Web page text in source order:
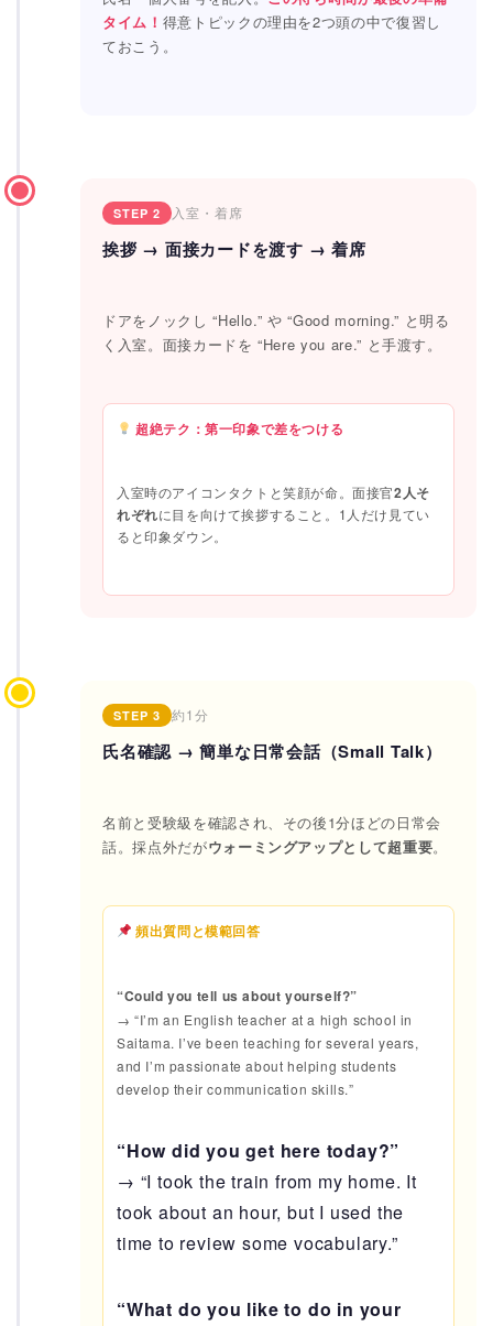
タイム！ 得意トピックの理由を2つ頭の中で復習し
ておこう。
STEP 2 入室・着席
挨拶 → 面接カードを渡す → 着席
ドアをノックし “Hello.” や “Good morning.” と明る
く入室。面接カードを “Here you are.” と手渡す。
超絶テク：第一印象で差をつける
入室時のアイコンタクトと笑顔が命。面接官2人そ
れぞれに目を向けて挨拶すること。1人だけ見てい
ると印象ダウン。
STEP 3 約1分
氏名確認 → 簡単な日常会話（Small Talk）
名前と受験級を確認され、その後1分ほどの日常会
話。採点外だがウォーミングアップとして超重要。
頻出質問と模範回答
“Could you tell us about yourself?”
→ “I’m an English teacher at a high school in
Saitama. I’ve been teaching for several years,
and I’m passionate about helping students
develop their communication skills.”
“How did you get here today?”
→ “I took the train from my home. It
took about an hour, but I used the
time to review some vocabulary.”
“What do you like to do in your